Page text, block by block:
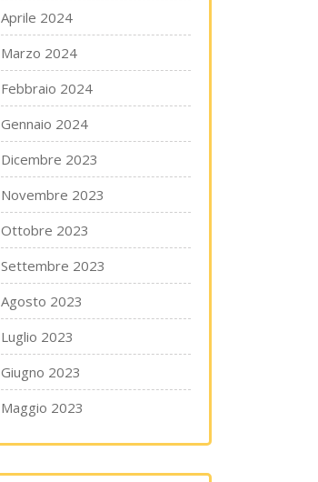
Aprile 2024
Marzo 2024
Febbraio 2024
Gennaio 2024
Dicembre 2023
Novembre 2023
Ottobre 2023
Settembre 2023
Agosto 2023
Luglio 2023
Giugno 2023
Maggio 2023